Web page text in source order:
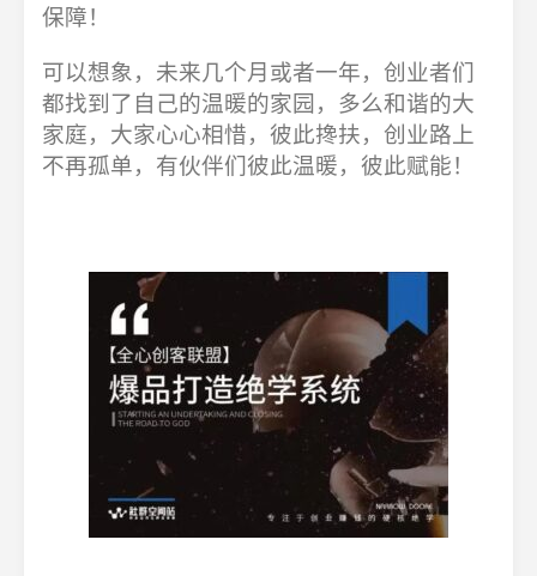
保障！
可以想象，未来几个月或者一年，创业者们
都找到了自己的温暖的家园，多么和谐的大
家庭，大家心心相惜，彼此搀扶，创业路上
不再孤单，有伙伴们彼此温暖，彼此赋能！